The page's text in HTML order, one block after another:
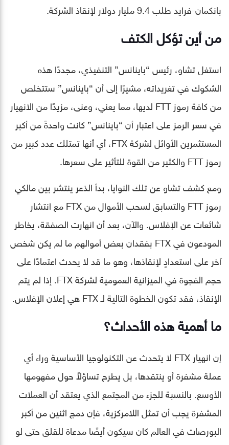
بانكمان-فرايد طلب 9.4 مليار دولار لإنقاذ الشركة.
من أين تؤكل الكتف
استغل تشاو، رئيس “باينانس” التنفيذي، مجددًا هذه
الشكوك في تغريداته، مشيرًا إلى أن “باينانس” ستتخلص
من كافة رموز FTT لديها، مما يعني، وعنى، مزيدًا من الانهيار
في سعر الرمز على اعتبار أن “باينانس” كانت واحدةً من أكبر
المستثمرين الأوائل لشركة FTX، أي أنها تمتلك عدد كبير من
رموز FTT والكثير من القوة للتأثير على سعرها.
ومع كشف تشاو عن تلك النوايا، بدأ الذعر ينتشر بين مالكي
رموز FTT والتسابق لسحب الأموال من FTX مع انتشار
شائعات عن الإفلاس. والآن، بعد أن انهارت الصفقة، يخاطر
المودعون في FTX بفقدان بعض أموالهم ما لم يكن شخص
آخر على استعدادٍ لإنقاذها، وهو ما قد لا يحدث اعتمادًا على
حجم الفجوة في الميزانية العمومية لشركة FTX. إذا لم يتم
الإنقاذ، فقد تكون الخطوة التالية لـ FTX هي إعلان الإفلاس.
ما أهمية هذه الأحداث؟
إن انهيار FTX لا يتحدث عن التكنولوجيا الأساسية وراء أي
عملة مشفرة أو ينتقدها، بل يطرح تساؤلاً حول مفهومها
الأوسع. بالنسبة للجزء من المجتمع الذي يعتقد أن العملات
المشفرة يجب أن تمثل اللامركزية، فإن دمج اثنين من أكبر
البورصات في العالم كان سيكون أيضًا مدعاة للقلق حتى لو